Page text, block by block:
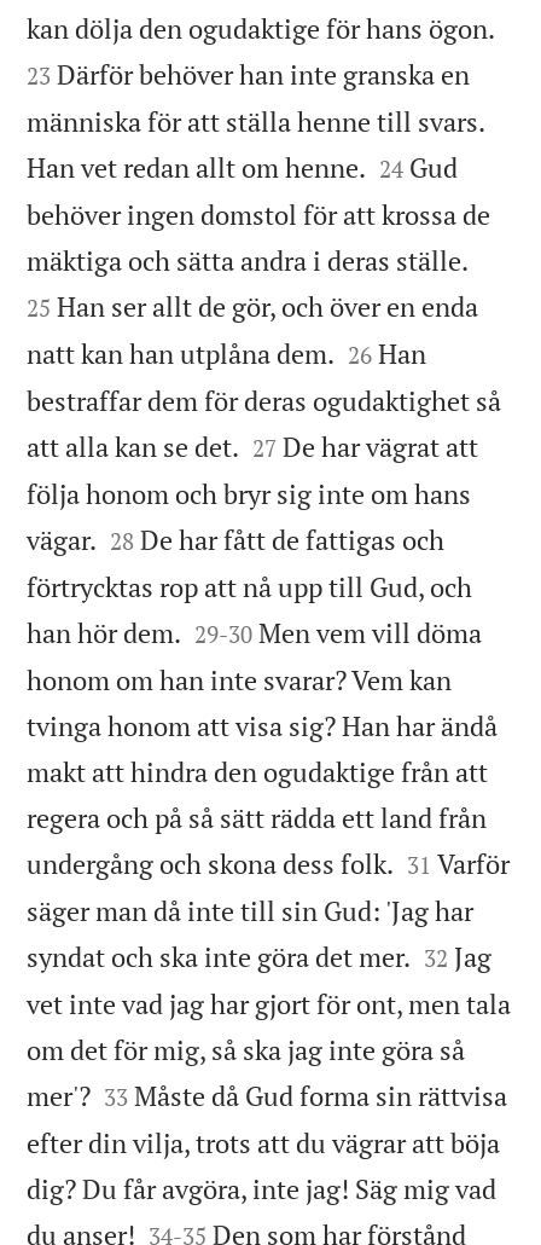
kan dölja den ogudaktige för hans ögon.
23 Därför behöver han inte granska en
människa för att ställa henne till svars.
Han vet redan allt om henne. 

24 Gud
behöver ingen domstol för att krossa de
mäktiga och sätta andra i deras ställe.
25 Han ser allt de gör, och över en enda
natt kan han utplåna dem. 

26 Han
bestraffar dem för deras ogudaktighet så
att alla kan se det. 

27 De har vägrat att
följa honom och bryr sig inte om hans
vägar. 

28 De har fått de fattigas och
förtrycktas rop att nå upp till Gud, och
han hör dem. 

29-30 Men vem vill döma
honom om han inte svarar? Vem kan
tvinga honom att visa sig? Han har ändå
makt att hindra den ogudaktige från att
regera och på så sätt rädda ett land från
undergång och skona dess folk. 

31 Varför
säger man då inte till sin Gud: 'Jag har
syndat och ska inte göra det mer. 

32 Jag
vet inte vad jag har gjort för ont, men tala
om det för mig, så ska jag inte göra så
mer'?
33 Måste då Gud forma sin rättvisa
efter din vilja, trots att du vägrar att böja
dig? Du får avgöra, inte jag! Säg mig vad
du anser! 

34-35 Den som har förstånd